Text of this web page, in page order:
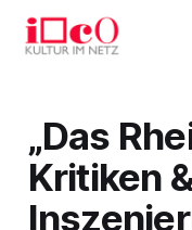
„Das
Kritiken